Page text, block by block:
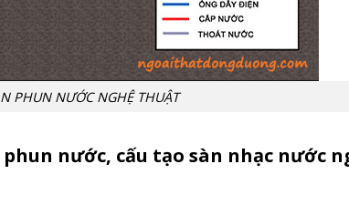
PHUN NƯỚC NGHỆ THUẬT
nước, cấu tạo sàn nhạc nước